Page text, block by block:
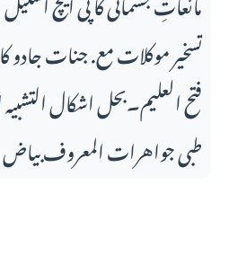
تسخیر موکلات مع. جنات جادو
فتح العلیم۔بحل اشکال
طبی جواهرات المعروف